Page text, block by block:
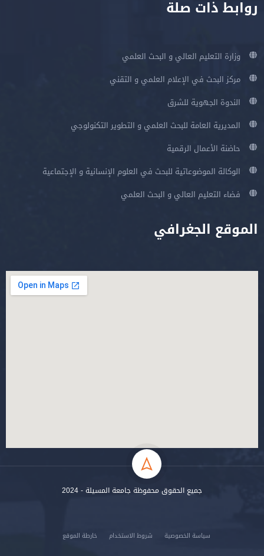
روابط ذات صلة
وزارة التعليم العالي و البحث العلمي
مركز البحث في الإعلام العلمي و التقني
الندوة الجهوية للشرق
المديرية العامة للبحث العلمي و التطوير التكنولوجي
حاضنة الأعمال الرقمية
الوكالة الموضوعاتية للبحث في العلوم الإنسانية و الإجتماعية
فضاء التعليم العالي و البحث العلمي
الموقع الجغرافي
جميع الحقوق محفوظة جامعة المسيلة - 2024
سياسة الخصوصية شروط الاستخدام خارطة الموقع